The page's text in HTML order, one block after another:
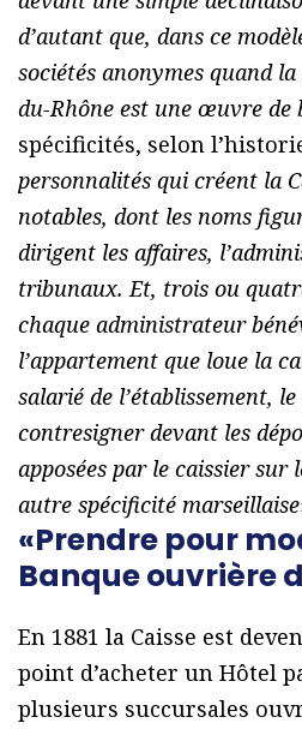
d’autant que, dans ce
sociétés anonymes quand la
du-Rhône est une œuvre de
spécificités, selon
personnalités qui créent la
notables, dont les noms
dirigent les affaires,
tribunaux. Et, trois ou
chaque administrateur
l’appartement que loue la
salarié de l’établissement,
contresigner devant les
apposées par le caissier sur
autre spécificité marseillaise
«Prendre pour
Banque ouvrière
En 1881 la Caisse est
point d’acheter un Hôtel
plusieurs succursales